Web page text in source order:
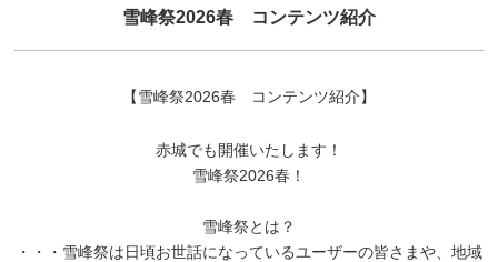
雪峰祭2026春 コンテンツ紹介
【雪峰祭2026春 コンテンツ紹介】
赤城でも開催いたします！
雪峰祭2026春！
雪峰祭とは？
・・・雪峰祭は日頃お世話になっているユーザーの皆さまや、地域